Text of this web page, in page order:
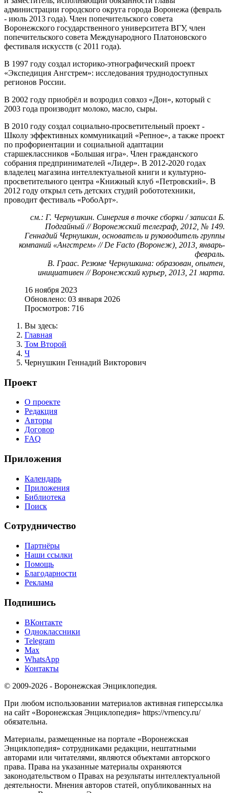
администрации городского округа города Воронежа (февраль
- июль 2013 года). Член попечительского совета
Воронежского государственного университета ВГУ, член
попечительского совета Международного Платоновского
фестиваля искусств (с 2011 года).
В 1997 году создал историко-этнографический проект
«Экспедиция Ангстрем»: исследования труднодоступных
регионов России.
В 2002 году приобрёл и возродил совхоз «Дон», который с
2003 года производит молоко, масло, сыры.
В 2010 году создал социально-просветительный проект -
Школу эффективных коммуникаций «Репное», а также проект
по профориентации и социальной адаптации
старшеклассников «Большая игра». Член гражданского
собрания предпринимателей «Лидер». В 2012-2020 годах
владелец магазина интеллектуальной книги и культурно-
просветительного центра «Книжный клуб «Петровский». В
2012 году открыл сеть детских студий робототехники,
проводит фестиваль «РобоАрт».
см.: Г. Чернушкин. Синергия в точке сборки / записал Б.
Подгайный // Воронежский телеграф, 2012, № 149.
Геннадий Чернушкин, основатель и руководитель группы
компаний «Ангстрем» // De Facto (Воронеж), 2013, январь-
февраль.
В. Граас. Резюме Чернушкина: образован, опытен,
инициативен // Воронежский курьер, 2013, 21 марта.
16 ноября 2023
Обновлено: 03 января 2026
Просмотров: 716
Вы здесь:
Главная
Том Второй
Ч
Чернушкин Геннадий Викторович
Проект
О проекте
Редакция
Авторы
Договор
FAQ
Приложения
Календарь
Приложения
Библиотека
Поиск
Сотрудничество
Партнёры
Наши ссылки
Помощь
Благодарности
Реклама
Подпишись
ВКонтакте
Одноклассники
Telegram
Max
WhatsApp
Контакты
© 2009-2026 - Воронежская Энциклопедия.
При любом использовании материалов активная гиперссылка
на сайт «Воронежская Энциклопедия» https://vrnency.ru/
обязательна.
Материалы, размещенные на портале «Воронежская
Энциклопедия» сотрудниками редакции, нештатными
авторами или читателями, являются объектами авторского
права. Права на указанные материалы охраняются
законодательством о Правах на результаты интеллектуальной
деятельности. Мнения авторов статей, опубликованных на